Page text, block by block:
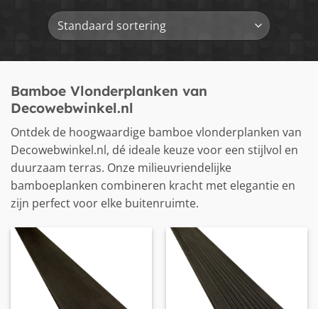
Bamboe Vlonderplanken van
Decowebwinkel.nl
Ontdek de hoogwaardige bamboe vlonderplanken van
Decowebwinkel.nl, dé ideale keuze voor een stijlvol en
duurzaam terras. Onze milieuvriendelijke
bamboeplanken combineren kracht met elegantie en
zijn perfect voor elke buitenruimte.